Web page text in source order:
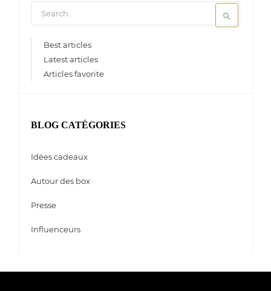

Best articles
Latest articles
Articles favorite
BLOG CATÉGORIES
Idées cadeaux
Autour des box
Presse
Influenceurs